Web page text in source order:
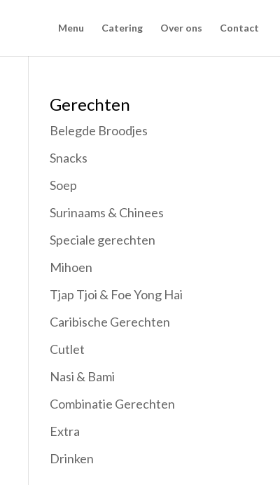
Menu Catering Over ons Contact
Gerechten
Belegde Broodjes
Snacks
Soep
Surinaams & Chinees
Speciale gerechten
Mihoen
Tjap Tjoi & Foe Yong Hai
Caribische Gerechten
Cutlet
Nasi & Bami
Combinatie Gerechten
Extra
Drinken